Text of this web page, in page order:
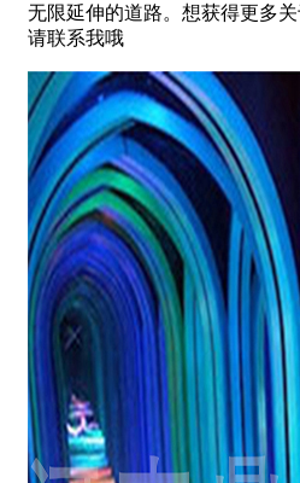
无限延伸的道路。想获得更多
请联系我哦